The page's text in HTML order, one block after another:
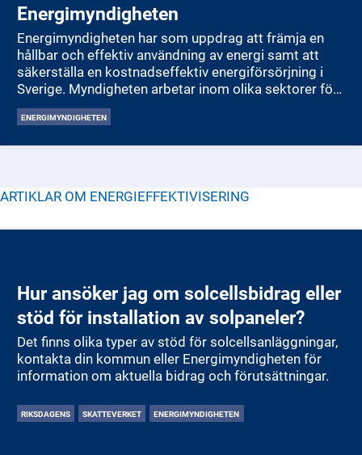
Energimyndigheten
Energimyndigheten har som uppdrag att främja en
hållbar och effektiv användning av energi samt att
säkerställa en kostnadseffektiv energiförsörjning i
Sverige. Myndigheten arbetar inom olika sektorer för
att stödja forskning och innovation inom
energiteknologier, främja energieffektivisering och
inklusive målen för minskade växthusgasutsläpp. De
ENERGIMYNDIGHETEN
ARTIKLAR OM ENERGIEFFEKTIVISERING
Hur ansöker jag om solcellsbidrag eller
stöd för installation av solpaneler?
Det finns olika typer av stöd för solcellsanläggningar,
kontakta din kommun eller Energimyndigheten för
information om aktuella bidrag och förutsättningar.
RIKSDAGENS SKATTEVERKET ENERGIMYNDIGHETEN